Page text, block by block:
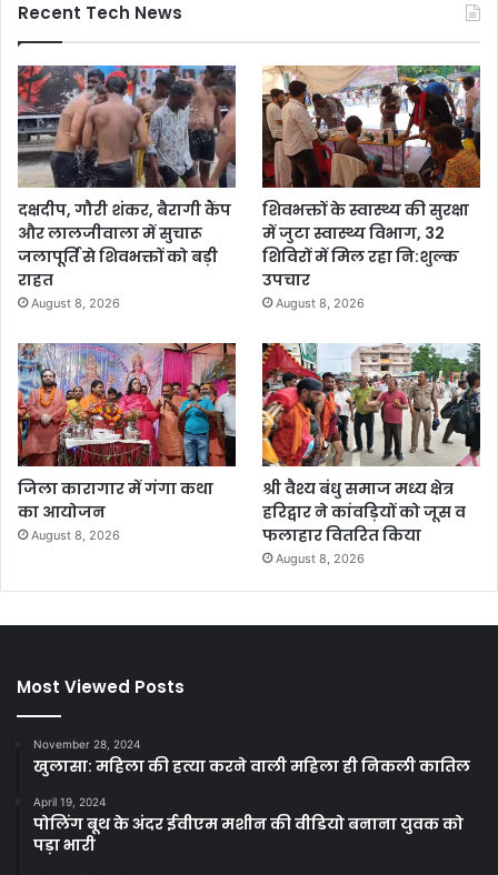
Recent Tech News
दक्षदीप, गौरी शंकर, बैरागी कैंप
और लालजीवाला में सुचारू
जलापूर्ति से शिवभक्तों को बड़ी
राहत
August 8, 2026
शिवभक्तों के स्वास्थ्य की सुरक्षा
में जुटा स्वास्थ्य विभाग, 32
शिविरों में मिल रहा नि:शुल्क
उपचार
August 8, 2026
जिला कारागार में गंगा कथा
का आयोजन
August 8, 2026
श्री वैश्य बंधु समाज मध्य क्षेत्र
हरिद्वार ने कांवड़ियों को जूस व
फलाहार वितरित किया
August 8, 2026
Most Viewed Posts
November 28, 2024
खुलासा: महिला की हत्या करने वाली महिला ही निकली कातिल
April 19, 2024
पोलिंग बूथ के अंदर ईवीएम मशीन की वीडियो बनाना युवक को
पड़ा भारी